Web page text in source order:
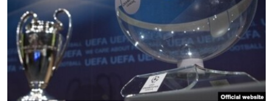
MULTIMEDIA
VIDEO
FOTOQALEREYA
İNFOQRAFIKA
KARIKATURA
RADIO ARXIV
OXU ZALI
AZƏRBAYCAN ƏDƏBIYYATI KITABXANASI
İSLAM VƏ DEMOKRATIYA
HAQQIMIZDA
MISSIYAMIZ
PEŞƏ ETIKASI VƏ JURNALISTIKA STANDARTLARIMIZ
BIZI IZLƏ